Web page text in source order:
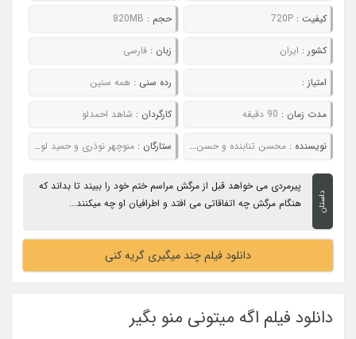
کیفیت :720P حجم : 820MB
کشور : ایران زبان : فارسی
امتیاز : رده سنی : همه سنین
مدت زمان : 90 دقیقه کارگردان : شاهد احمدلو
نویسنده :محسن تنابنده و حسن وارسته ستارگان : منوچهر نوذری و حمید لولایی
داستان
پیرمردی می خواهد قبل از مرگش مراسم ختم خود را ببیند تا بداند که
هنگام مرگش چه اتفاقاتی می افتد و اطرافیان او چه میکنند...
دانلود فیلم چند میگیری گریه کنی
دانلود فیلم اگه میتونی منو بگیر